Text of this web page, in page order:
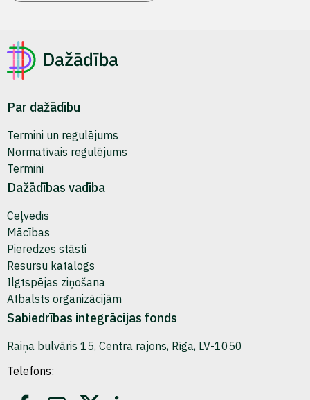
Par dažādību
Termini un regulējums
Normatīvais regulējums
Termini
Dažādības vadība
Ceļvedis
Mācības
Pieredzes stāsti
Resursu katalogs
Ilgtspējas ziņošana
Atbalsts organizācijām
Sabiedrības integrācijas fonds
Raiņa bulvāris 15, Centra rajons, Rīga, LV-1050
Telefons: